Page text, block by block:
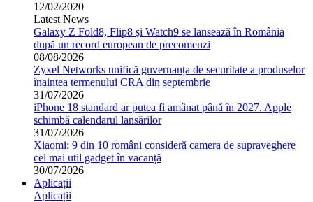
12/02/2020
Latest News
Galaxy Z Fold8, Flip8 și Watch9 se lansează în România
după un record european de precomenzi
08/08/2026
Zyxel Networks unifică guvernanța de securitate a produselor
înaintea termenului CRA din septembrie
31/07/2026
iPhone 18 standard ar putea fi amânat până în 2027. Apple
schimbă calendarul lansărilor
31/07/2026
Xiaomi: 9 din 10 români consideră camera de supraveghere
cel mai util gadget în vacanță
30/07/2026
Aplicații
Aplicații